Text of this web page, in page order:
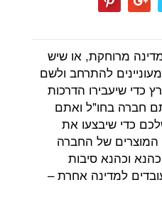
מרוחקת, או שיש
להתרחב ולשם
כדי שיעבירו הדרכות
חברה בחו"ל ואתם
כדי שיבצעו את
המוצרים של החברה
וכהנא סיבות
למדינה אחרת –